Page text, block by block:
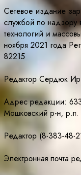
Сетевое издание
службой по надзору
технологий и
ноября 2021 года
82215
Редактор Сердюк
Адрес редакции:
Мошковский р-н,
Редактор (8-383-48-
Электронная почта